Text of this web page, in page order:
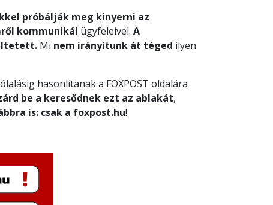
próbálják meg kinyerni az
kommunikál ügyfeleivel. A
Mi nem irányítunk át téged ilyen
hasonlítanak a FOXPOST oldalára
be a keresődnek ezt az ablakát,
is: csak a foxpost.hu!